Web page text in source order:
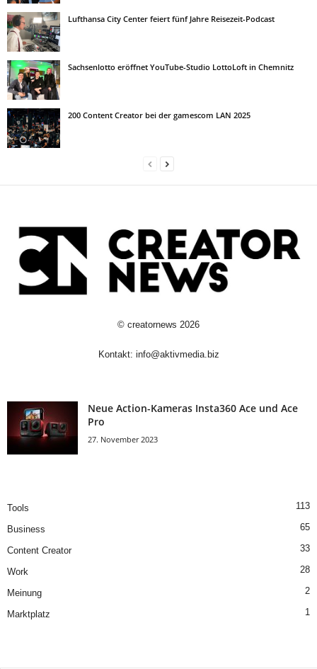
Lufthansa City Center feiert fünf Jahre Reisezeit-Podcast
Sachsenlotto eröffnet YouTube-Studio LottoLoft in Chemnitz
200 Content Creator bei der gamescom LAN 2025
© creatornews 2026
Kontakt: info@aktivmedia.biz
Neue Action-Kameras Insta360 Ace und Ace
Pro
27. November 2023
Tools 113
Business 65
Content Creator 33
Work 28
Meinung 2
Marktplatz 1